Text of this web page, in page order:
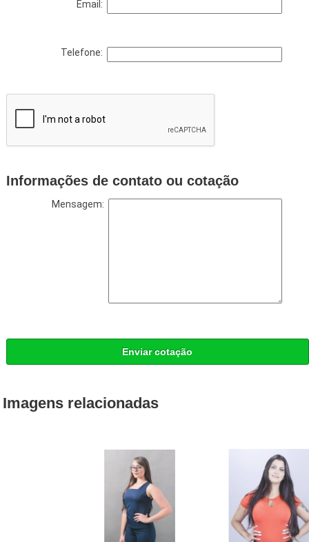
Email:
Telefone:
Informações de contato ou cotação
Mensagem:
Enviar cotação
Imagens relacionadas